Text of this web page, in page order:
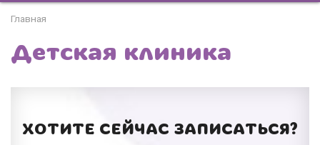
Главная
Детская клиника
ХОТИТЕ СЕЙЧАС ЗАПИСАТЬСЯ?